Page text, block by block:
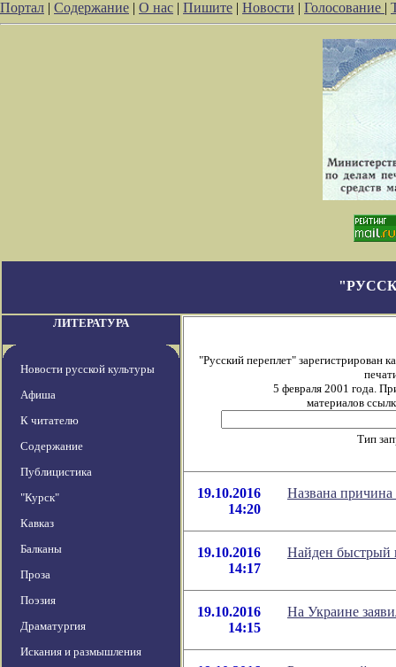
Портал | Содержание | О нас | Пишите | Новости | Голосование |
ЛИТЕРАТУРА
Новости русской культуры
Афиша
К читателю
Содержание
Публицистика
"Курск"
Кавказ
Балканы
Проза
Поэзия
Драматургия
Искания и размышления
"Русский переплет" зарегистрирован
5 февраля 2001 года.
материалов
Тип
19.10.2016
14:20
Названа
19.10.2016
14:17
Найден быстрый
19.10.2016
14:15
На Украине